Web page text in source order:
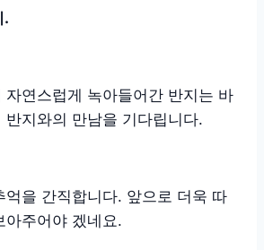
.
자연스럽게 녹아들어간 반지는 바
반지와의 만남을 기다립니다.
억을 간직합니다. 앞으로 더욱 따
아주어야 겠네요.